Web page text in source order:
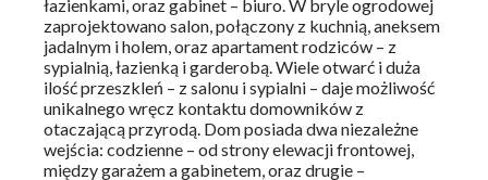
łazienkami, oraz gabinet – biuro. W bryle ogrodowej
zaprojektowano salon, połączony z kuchnią, aneksem
jadalnym i holem, oraz apartament rodziców – z
sypialnią, łazienką i garderobą. Wiele otwarć i duża
ilość przeszkleń – z salonu i sypialni – daje możliwość
unikalnego wręcz kontaktu domowników z
otaczającą przyrodą. Dom posiada dwa niezależne
wejścia: codzienne – od strony elewacji frontowej,
między garażem a gabinetem, oraz drugie –